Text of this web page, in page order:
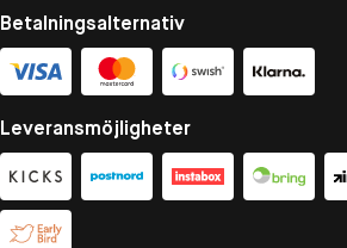
Betalningsalternativ
Leveransmöjligheter